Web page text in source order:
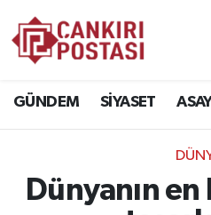
GÜNDEM SİYASET
Dünyanın
EKONOMİ
Trafik Durumu